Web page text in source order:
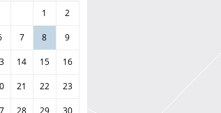
1 2
7 8 9
14 15 16
21 22 23
28 29 30